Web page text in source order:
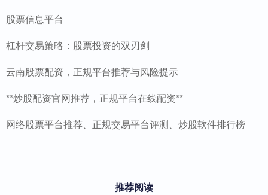
股票信息平台
杠杆交易策略：股票投资的双刃剑
云南股票配资，正规平台推荐与风险提示
**炒股配资官网推荐，正规平台在线配资**
网络股票平台推荐、正规交易平台评测、炒股软件排行榜
推荐阅读